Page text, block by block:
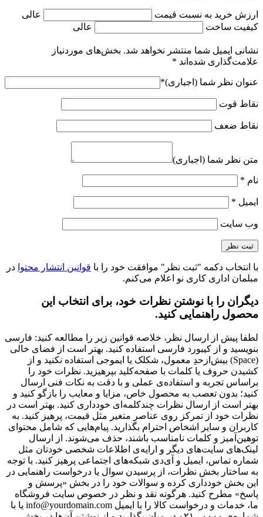
ارزش خرید به نسبت قیمت
عالی
کیفیت ساخت
عالی
نشانی ایمیل شما منتشر نخواهد شد. بخش‌های موردنیاز
علامت‌گذاری شده‌اند *
عنوان نظر شما (اجباری)*
نقاط قوت
نقاط ضعف
متن نظر شما (اجباری)
نام *
ایمیل *
وب‌ سایت
با انتخاب دکمه "ثبت نظر" موافقت خود را با قوانین انتشار محتوا در
مبلمان اداری کاری نو اعلام می‌کنم.
دیگران را با نوشتن نظرات خود، برای انتخاب این
محصول راهنمایی کنید.
لطفا پیش از ارسال نظر، خلاصه قوانین زیر را مطالعه کنید: فارسی
بنویسید و از کیبورد فارسی استفاده کنید. بهتر است از فضای خالی
(Space) بیش‌از‌حدِ معمول، شکلک یا ایموجی استفاده نکنید و از
کشیدن حروف یا کلمات با صفحه‌کلید بپرهیزید. نظرات خود را
براساس تجربه و استفاده‌ی عملی و با دقت به نکات فنی ارسال
کنید؛ بدون تعصب به محصول خاص، مزایا و معایب را بازگو کنید و
بهتر است از ارسال نظرات چندکلمه‌‌ای خودداری کنید. بهتر است در
نظرات خود از تمرکز روی عناصر متغیر مثل قیمت، پرهیز کنید. به
کاربران و سایر اشخاص احترام بگذارید. پیام‌هایی که شامل محتوای
توهین‌آمیز و کلمات نامناسب باشند، حذف می‌شوند. از ارسال
لینک‌های سایت‌های دیگر و ارایه‌ی اطلاعات شخصی خودتان مثل
شماره تماس، ایمیل و آی‌دی شبکه‌های اجتماعی پرهیز کنید. با توجه
به ساختار بخش نظرات، از پرسیدن سوال یا درخواست راهنمایی در
این بخش خودداری کرده و سوالات خود را در بخش «پرسش و
پاسخ» مطرح کنید. هرگونه نقد و نظر در خصوص سایت فروشگاه
ما، خدمات و درخواست کالا را با ایمیل info@yourdomain.com یا با